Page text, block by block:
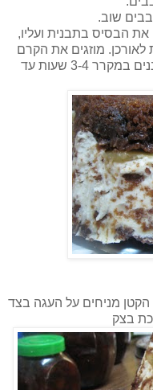
שוב.
הבסיס בתבנית ועליו,
מוזגים את הקרם
ומניחים את החצי השני של הבצק. מצננים במקרר 3-4 שעות עד
מניחים על העגה בצד
בצק